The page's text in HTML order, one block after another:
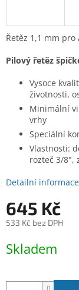
Řetěz 1,1 mm pro
Pilový řetěz
Vysoce
životnosti,
Minimální
vrhy
Speciální
Vlastnosti:
rozteč 3/8",
Detailní informace
645 Kč
533 Kč bez DPH
cena:
Skladem